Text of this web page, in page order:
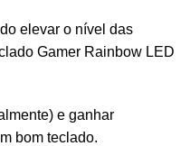
elevar o nível das
Gamer Rainbow LED
e ganhar
bom teclado.